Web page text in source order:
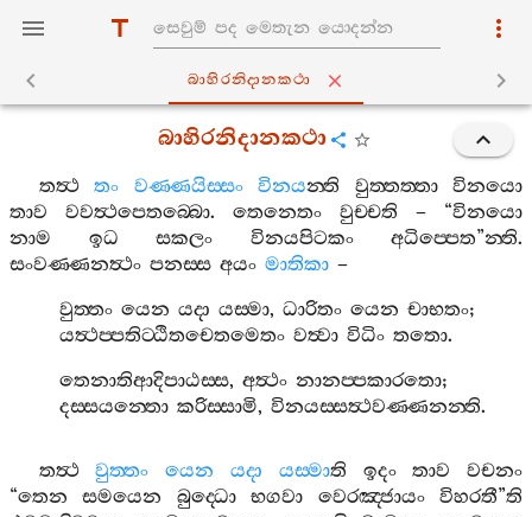
බාහිරනිදානකථා
බාහිරනිදානකථා
තත්‍ථ තං වණ‍්ණයිස‍්සං විනයන‍්ති වුත‍්තත‍්තා
විනයො
තාව
වවත්‍ථපෙතබ‍්බො. තෙනෙතං වුච‍්චති – “විනයො
නාම
ඉධ සකලං විනයපිටකං අධිප‍්පෙත”න‍්ති.
සංවණ‍්ණනත්‍ථං පනස‍්ස අයං මාතිකා –
වුත‍්තං යෙන යදා යස‍්මා,ධාරිතං යෙන චාභතං;
යත්‍ථප‍්පතිට‍්ඨිතචෙතමෙතං වත්‍වා විධිං තතො.
තෙනාතිආදිපාඨස‍්ස,අත්‍ථං නානප‍්පකාරතො;
දස‍්සයන‍්තො කරිස‍්සාමි,විනයස‍්සත්‍ථවණ‍්ණනන‍්ති.
තත්‍ථ වුත‍්තං යෙන යදා යස‍්මාති ඉදං තාව
වචනං
“තෙන සමයෙන බුද‍්ධො භගවා වෙරඤ‍්ජායං විහරතී”ති